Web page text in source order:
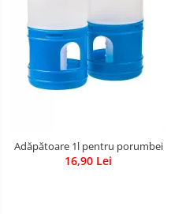
Adăpătoare 1l pentru porumbei
16,90 Lei